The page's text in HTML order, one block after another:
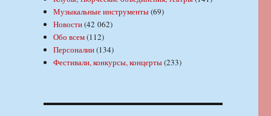
Музыкальные инструменты(69)
Новости(42 062)
Обо всем(112)
Персоналии(134)
Фестивали, конкурсы, концерты(233)